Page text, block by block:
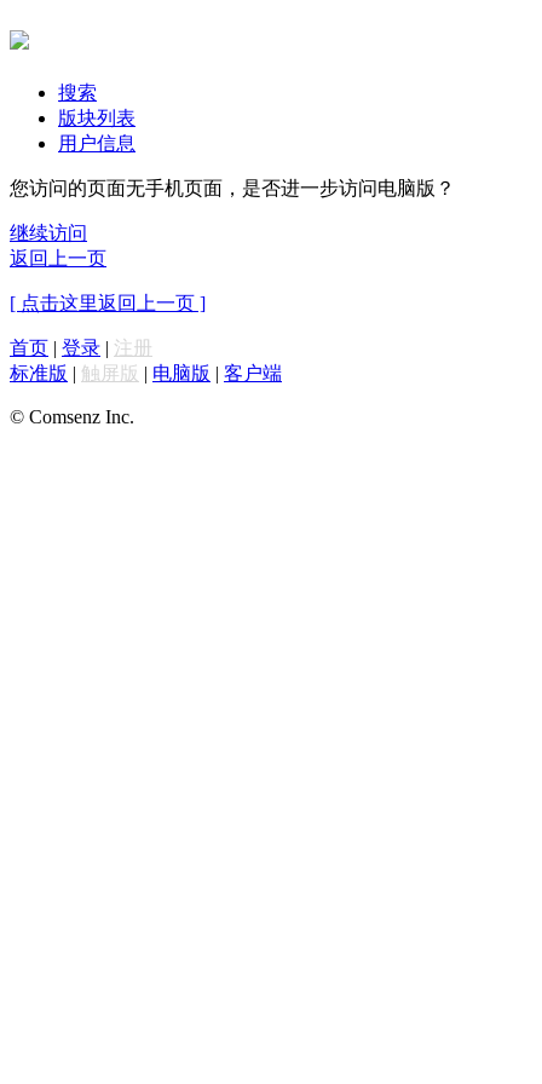
搜索
版块列表
用户信息
您访问的页面无手机页面，是否进一步访问电脑版？
继续访问
返回上一页
[ 点击这里返回上一页 ]
首页 | 登录 | 注册
标准版 | 触屏版 | 电脑版 | 客户端
© Comsenz Inc.